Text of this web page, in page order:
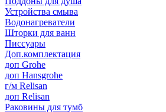
Устройства смыва
Водонагреватели
Шторки для ванн
Писсуары
Доп.комплектация
доп Grohe
доп Hansgrohe
г/м Relisan
доп Relisan
Раковины для тумб